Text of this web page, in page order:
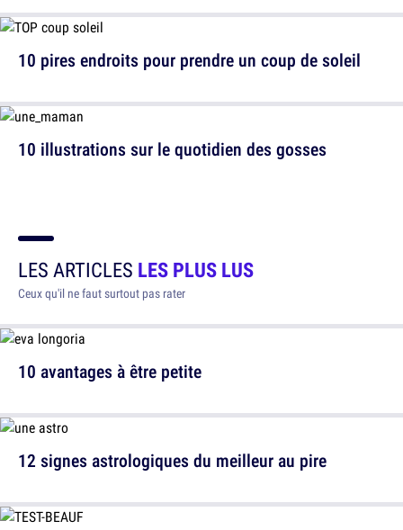
10 pires endroits pour prendre un coup de soleil
10 illustrations sur le quotidien des gosses
LES ARTICLES LES PLUS LUS
Ceux qu'il ne faut surtout pas rater
10 avantages à être petite
12 signes astrologiques du meilleur au pire